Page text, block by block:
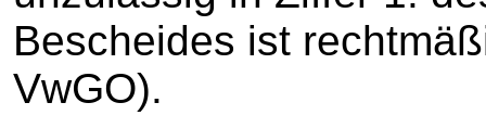
Bescheides ist
VwGO).